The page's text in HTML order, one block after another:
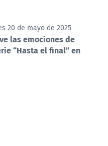
20 de mayo de 2025
las emociones de
“Hasta el final” en